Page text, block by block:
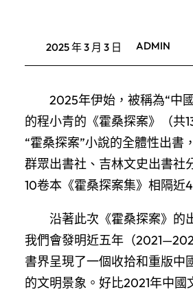
2025 年 3 月 3 日 ADMIN
2025年伊始，被稱為“中
的程小青的《霍桑探案》（共
“霍桑探案”小說的全體性出書
群眾出書社、吉林文史出書社
10卷本《霍桑探案集》相隔近
沿著此次《霍桑探案》的
我們會發明近五年（
書界呈現了一個收拾和重版中
的文明景象。好比2021年中國